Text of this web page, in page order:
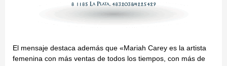
El mensaje destaca además que «Mariah Carey es la artista
femenina con más ventas de todos los tiempos, con más de